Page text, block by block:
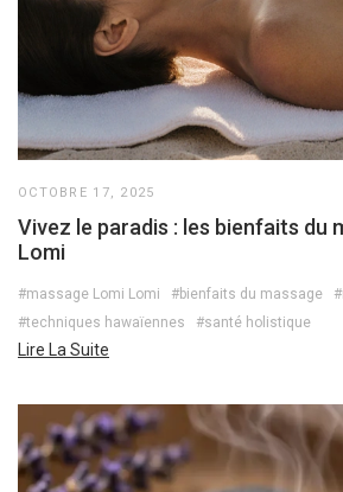
OCTOBRE 17, 2025
Vivez le paradis : les bienfaits du
Lomi
#massage Lomi Lomi #bienfaits du massage
#techniques hawaïennes
#santé holistique
Lire La Suite